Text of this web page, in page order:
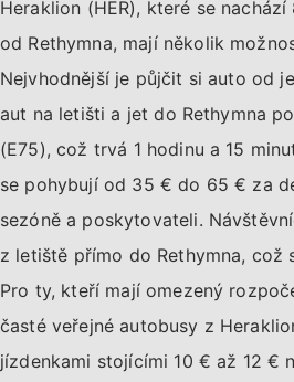
Heraklion (HER), které se
od Rethymna, mají několik
Nejvhodnější je půjčit si auto od
aut na letišti a jet do Rethymna
(E75), což trvá 1 hodinu a 15
se pohybují od 35 € do 65 € za
sezóně a poskytovateli.
z letiště přímo do Rethymna, což
Pro ty, kteří mají omezený
časté veřejné autobusy z
jízdenkami stojícími 10 € až 12 €